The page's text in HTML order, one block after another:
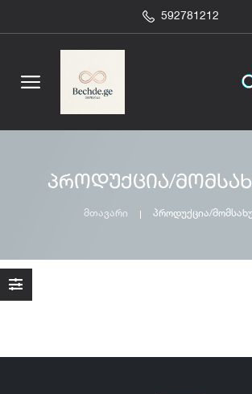
592781212
პროდუქცია/
მთავარი პროდუქცია/